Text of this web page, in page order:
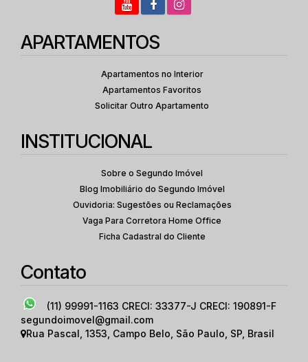
APARTAMENTOS
Apartamentos no Interior
Apartamentos Favoritos
Solicitar Outro Apartamento
INSTITUCIONAL
Sobre o Segundo Imóvel
Blog Imobiliário do Segundo Imóvel
Ouvidoria: Sugestões ou Reclamações
Vaga Para Corretora Home Office
Ficha Cadastral do Cliente
Contato
(11) 99991-1163 CRECI: 33377-J CRECI: 190891-F
segundoimovel@gmail.com
Rua Pascal , 1353, Campo Belo, São Paulo, SP, Brasil